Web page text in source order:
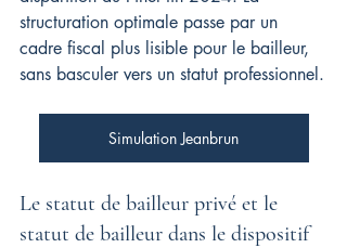
structuration optimale passe par un
cadre fiscal plus lisible pour le bailleur,
sans basculer vers un statut professionnel.
Simulation Jeanbrun
Le statut de bailleur privé et le
statut de bailleur dans le dispositif